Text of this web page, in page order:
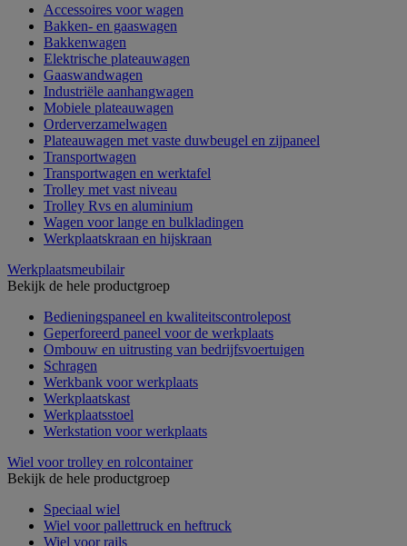
Accessoires voor wagen
Bakken- en gaaswagen
Bakkenwagen
Elektrische plateauwagen
Gaaswandwagen
Industriële aanhangwagen
Mobiele plateauwagen
Orderverzamelwagen
Plateauwagen met vaste duwbeugel en zijpaneel
Transportwagen
Transportwagen en werktafel
Trolley met vast niveau
Trolley Rvs en aluminium
Wagen voor lange en bulkladingen
Werkplaatskraan en hijskraan
Werkplaatsmeubilair
Bekijk de hele productgroep
Bedieningspaneel en kwaliteitscontrolepost
Geperforeerd paneel voor de werkplaats
Ombouw en uitrusting van bedrijfsvoertuigen
Schragen
Werkbank voor werkplaats
Werkplaatskast
Werkplaatsstoel
Werkstation voor werkplaats
Wiel voor trolley en rolcontainer
Bekijk de hele productgroep
Speciaal wiel
Wiel voor pallettruck en heftruck
Wiel voor rails